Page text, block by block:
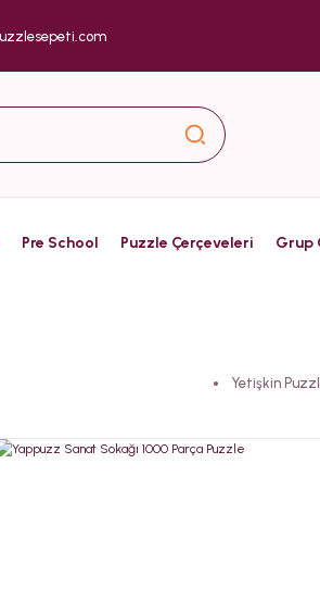
Pre School Puzzle Çerçeveleri Grup
Yetişkin